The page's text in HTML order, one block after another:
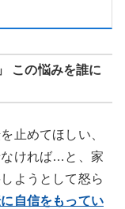
この悩みを誰に
止めてほしい、
なければ…と、家
ようとして怒ら
自信をもってい